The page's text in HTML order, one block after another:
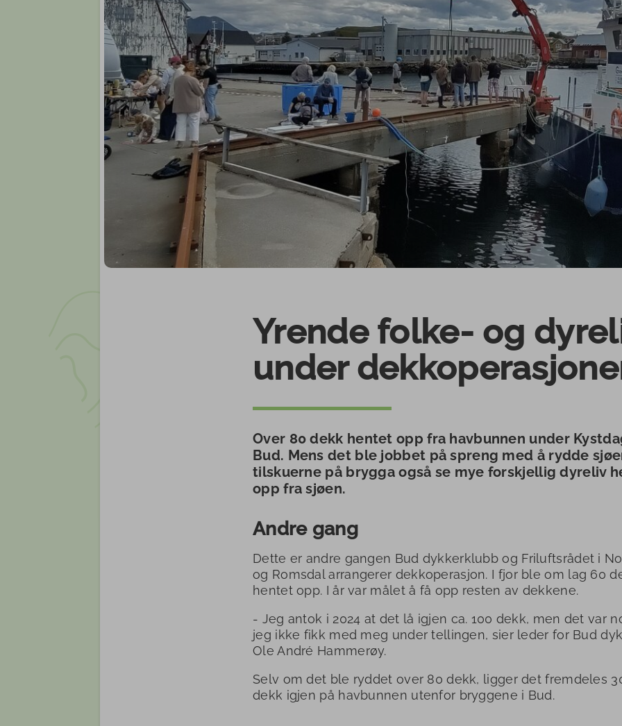
Stikk UT! Stifond
Friluftsbarometer
Gåing - kunnskap og materiell
Yrende folke- og
under
Over 80 dekk hentet opp fra havbunnen under
Bud. Mens det ble jobbet på spreng med å rydde
tilskuerne på brygga også se mye forskjellig dyreliv
opp fra sjøen.
Andre gang
Dette er andre gangen Bud dykkerklubb og Friluftsrådet i
og Romsdal arrangerer dekkoperasjon. I fjor ble om lag 60
hentet opp. I år var målet å få opp resten av dekkene.
- Jeg antok i 2024 at det lå igjen ca. 100 dekk, men det var
jeg ikke fikk med meg under tellingen, sier leder for Bud
Ole André Hammerøy.
Selv om det ble ryddet over 80 dekk, ligger det fremdeles
dekk igjen på havbunnen utenfor bryggene i Bud.